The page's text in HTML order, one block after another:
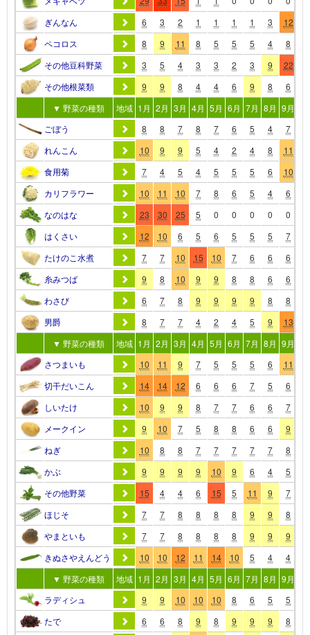
ぎんなん
6 3 2 1 1 1 1 3 12
ペコロス
8 9 11 8 5 5 5 4 8
その他豆科野菜
3 5 4 3 3 2 3 9 22
その他根菜類
9 9 8 4 4 6 9 8 6
▼ 野菜の種類
地域 1月 2月 3月 4月 5月 6月 7月 8月 9月
ごぼう
8 8 7 8 7 6 5 4 7
れんこん
10 9 9 5 4 2 4 8 11
食用菊
7 4 5 4 5 5 5 6 10
カリフラワー
10 11 10 7 8 6 5 4 6
なのはな
23 30 25 5 0 0 0 0 0
はくさい
12 10 6 5 6 5 5 5 7
たけのこ水煮
7 7 10 15 10 7 6 6 6
糸みつば
9 8 10 9 9 8 8 6 6
わさび
6 7 8 9 9 9 9 8 8
男爵
8 7 7 4 2 4 5 9 13
▼ 野菜の種類
地域 1月 2月 3月 4月 5月 6月 7月 8月 9月
さつまいも
10 11 9 7 5 5 5 6 11
切干だいこん
14 14 12 6 6 6 7 5 6
しいたけ
10 9 9 8 7 7 6 6 7
メークイン
9 10 7 5 8 8 6 6 9
ねぎ
10 8 8 7 7 7 7 7 8
かぶ
9 9 9 9 10 9 6 4 5
その他野菜
15 4 4 6 15 5 11 9 7
ほじそ
7 7 8 8 8 8 9 9 8
やまといも
7 7 8 8 8 8 9 9 9
きぬさやえんどう
10 10 12 11 14 10 5 4 4
▼ 野菜の種類
地域 1月 2月 3月 4月 5月 6月 7月 8月 9月
ラディシュ
9 9 10 10 10 8 6 5 5
たで
6 6 8 9 8 9 9 9 8